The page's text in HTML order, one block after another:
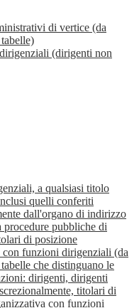
di vertice (da
(dirigenti non
a qualsiasi titolo
quelli conferiti
dall'organo di indirizzo
procedure pubbliche di
di posizione
con funzioni dirigenziali (da
che distinguano le
dirigenti, dirigenti
titolari di
con funzioni